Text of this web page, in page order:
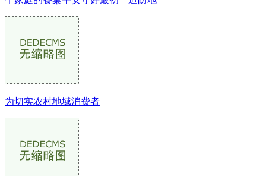
为切实农村地域消费者